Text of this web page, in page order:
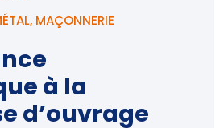
, MAÇONNERIE
à la
d’ouvrage